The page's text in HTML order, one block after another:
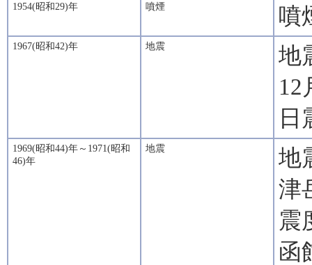
1954(昭和29)年 噴煙 噴
1967(昭和42)年 地震
地
12
日
1969(昭和44)年～1971(昭和
46)年
地震
地
津
震
函